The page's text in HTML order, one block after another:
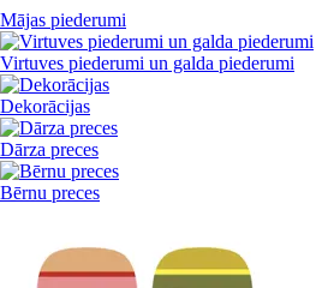
Mājas piederumi
Virtuves piederumi un galda piederumi
Dekorācijas
Dārza preces
Bērnu preces